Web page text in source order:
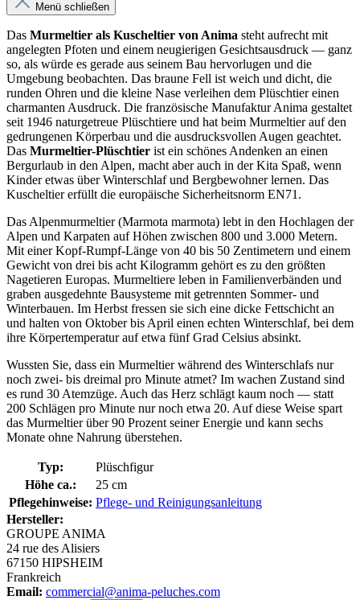
Menü schließen
Das Murmeltier als Kuscheltier von Anima steht aufrecht mit
angelegten Pfoten und einem neugierigen Gesichtsausdruck — ganz
so, als würde es gerade aus seinem Bau hervorlugen und die
Umgebung beobachten. Das braune Fell ist weich und dicht, die
runden Ohren und die kleine Nase verleihen dem Plüschtier einen
charmanten Ausdruck. Die französische Manufaktur Anima gestaltet
seit 1946 naturgetreue Plüschtiere und hat beim Murmeltier auf den
gedrungenen Körperbau und die ausdrucksvollen Augen geachtet.
Das Murmeltier-Plüschtier ist ein schönes Andenken an einen
Bergurlaub in den Alpen, macht aber auch in der Kita Spaß, wenn
Kinder etwas über Winterschlaf und Bergbewohner lernen. Das
Kuscheltier erfüllt die europäische Sicherheitsnorm EN71.
Das Alpenmurmeltier (Marmota marmota) lebt in den Hochlagen der
Alpen und Karpaten auf Höhen zwischen 800 und 3.000 Metern.
Mit einer Kopf-Rumpf-Länge von 40 bis 50 Zentimetern und einem
Gewicht von drei bis acht Kilogramm gehört es zu den größten
Nagetieren Europas. Murmeltiere leben in Familienverbänden und
graben ausgedehnte Bausysteme mit getrennten Sommer- und
Winterbauen. Im Herbst fressen sie sich eine dicke Fettschicht an
und halten von Oktober bis April einen echten Winterschlaf, bei dem
ihre Körpertemperatur auf etwa fünf Grad Celsius absinkt.
Wussten Sie, dass ein Murmeltier während des Winterschlafs nur
noch zwei- bis dreimal pro Minute atmet? Im wachen Zustand sind
es rund 30 Atemzüge. Auch das Herz schlägt kaum noch — statt
200 Schlägen pro Minute nur noch etwa 20. Auf diese Weise spart
das Murmeltier über 90 Prozent seiner Energie und kann sechs
Monate ohne Nahrung überstehen.
Typ:
Plüschfigur
Höhe ca.:
25 cm
Pflegehinweise: Pflege- und Reinigungsanleitung
Hersteller:
GROUPE ANIMA
24 rue des Alisiers
67150 HIPSHEIM
Frankreich
Email: commercial@anima-peluches.com